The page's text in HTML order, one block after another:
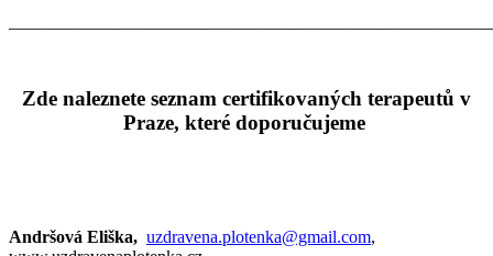
Zde naleznete seznam certifikovaných terapeutů v
Praze, které doporučujeme
Andršová Eliška, uzdravena.plotenka@gmail.com,